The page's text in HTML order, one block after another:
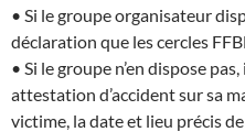
• Si le groupe organisateur
déclaration que les cercles
• Si le groupe n’en dispose
attestation d’accident sur sa
victime, la date et lieu précis